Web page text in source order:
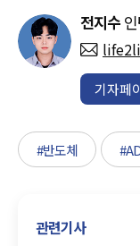
전지수
기자페
#반도체
관련기사